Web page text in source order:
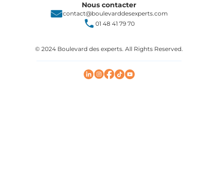
Nous contacter
contact@boulevarddesexperts.com
01 48 41 79 70
© 2024 Boulevard des experts. All Rights Reserved.